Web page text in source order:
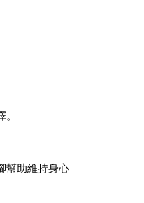
幫助維持身心